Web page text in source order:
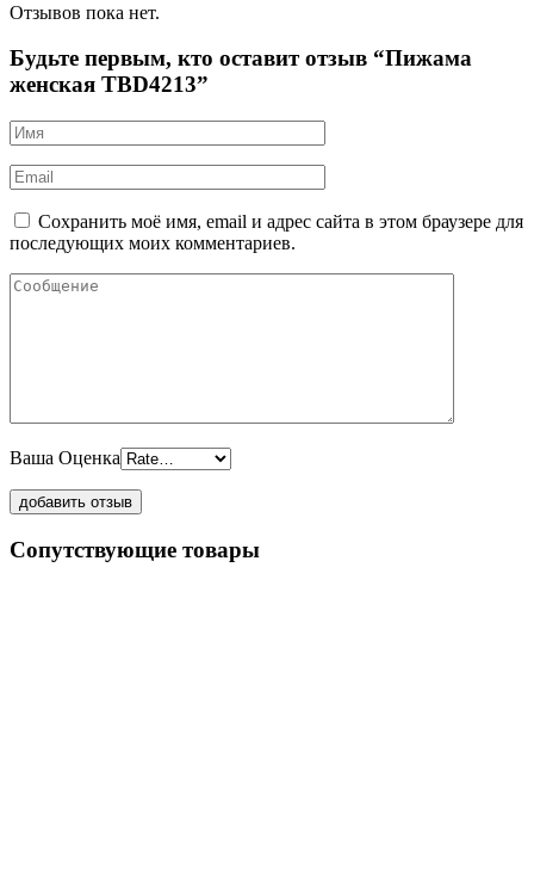
Отзывов пока нет.
Будьте первым, кто оставит отзыв “Пижама
женская TBD4213”
Сохранить моё имя, email и адрес сайта в этом браузере для
последующих моих комментариев.
Ваша Оценка
Сопутствующие товары